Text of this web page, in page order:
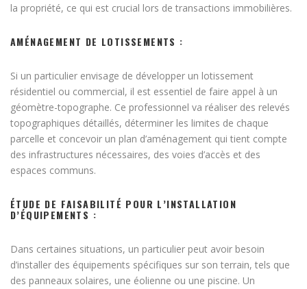
la propriété, ce qui est crucial lors de transactions immobilières.
AMÉNAGEMENT DE LOTISSEMENTS :
Si un particulier envisage de développer un lotissement
résidentiel ou commercial, il est essentiel de faire appel à un
géomètre-topographe. Ce professionnel va réaliser des relevés
topographiques détaillés, déterminer les limites de chaque
parcelle et concevoir un plan d’aménagement qui tient compte
des infrastructures nécessaires, des voies d’accès et des
espaces communs.
ÉTUDE DE FAISABILITÉ POUR L’INSTALLATION
D’ÉQUIPEMENTS :
Dans certaines situations, un particulier peut avoir besoin
d’installer des équipements spécifiques sur son terrain, tels que
des panneaux solaires, une éolienne ou une piscine. Un